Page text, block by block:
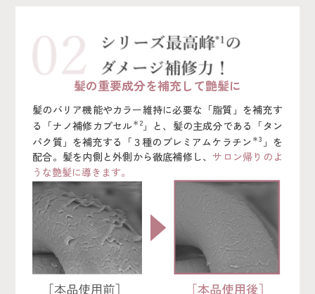
髪の重要成分を補充して艶髪に
髪のバリア機能やカラー維持に必要な「脂質」を補充す
る「ナノ補修カプセル＊2」と、髪の主成分である「タン
パク質」を補充する「３種のプレミアムケラチン ＊3 」を
配合。髪を内側と外側から徹底補修し、サロン帰りのよ
うな艶髪に導きます。